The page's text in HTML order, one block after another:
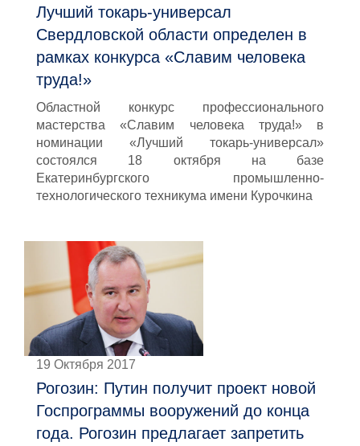
Лучший токарь-универсал
Свердловской области определен в
рамках конкурса «Славим человека
труда!»
Областной конкурс профессионального
мастерства «Славим человека труда!» в
номинации «Лучший токарь-универсал»
состоялся 18 октября на базе
Екатеринбургского промышленно-
технологического техникума имени Курочкина
19 Октября 2017
Рогозин: Путин получит проект новой
Госпрограммы вооружений до конца
года. Рогозин предлагает запретить